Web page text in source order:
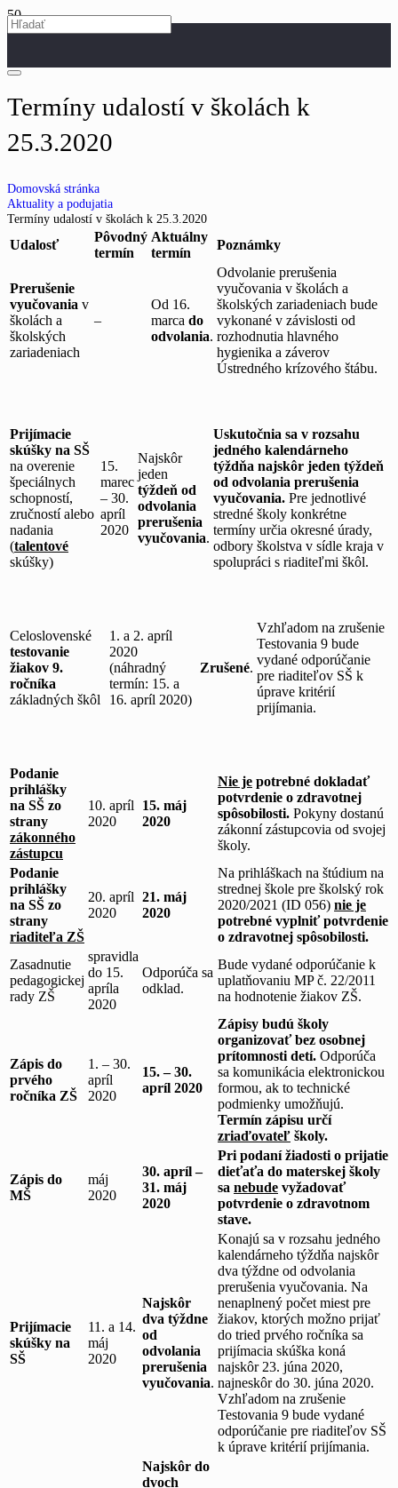
Termíny udalostí v školách k
25.3.2020
Domovská stránka
Aktuality a podujatia
Termíny udalostí v školách k 25.3.2020
Udalosť
Pôvodný
termín
Aktuálny
termín
Poznámky
Prerušenie
vyučovania v
školách a
školských
zariadeniach
–
Od 16.
marca do
odvolania.
Odvolanie prerušenia
vyučovania v školách a
školských zariadeniach bude
vykonané v závislosti od
rozhodnutia hlavného
hygienika a záverov
Ústredného krízového štábu.
Prijímacie
skúšky na SŠ
na overenie
špeciálnych
schopností,
zručností alebo
nadania
(talentové
skúšky)
15.
marec
– 30.
apríl
2020
Najskôr
jeden
týždeň od
odvolania
prerušenia
vyučovania.
Uskutočnia sa v rozsahu
jedného kalendárneho
týždňa najskôr jeden týždeň
od odvolania prerušenia
vyučovania. Pre jednotlivé
stredné školy konkrétne
termíny určia okresné úrady,
odbory školstva v sídle kraja v
spolupráci s riaditeľmi škôl.
Celoslovenské
testovanie
žiakov 9.
ročníka
základných škôl
1. a 2. apríl
2020
(náhradný
termín: 15. a
16. apríl 2020)
Zrušené.
Vzhľadom na zrušenie
Testovania 9 bude
vydané odporúčanie
pre riaditeľov SŠ k
úprave kritérií
prijímania.
Podanie
prihlášky
na SŠ zo
strany
zákonného
zástupcu
10. apríl
2020
15. máj
2020
Nie je potrebné dokladať
potvrdenie o zdravotnej
spôsobilosti. Pokyny dostanú
zákonní zástupcovia od svojej
školy.
Podanie
prihlášky
na SŠ zo
strany
riaditeľa ZŠ
20. apríl
2020
21. máj
2020
Na prihláškach na štúdium na
strednej škole pre školský rok
2020/2021 (ID 056) nie je
potrebné vyplniť potvrdenie
o zdravotnej spôsobilosti.
Zasadnutie
pedagogickej
rady ZŠ
spravidla
do 15.
apríla
2020
Odporúča sa
odklad.
Bude vydané odporúčanie k
uplatňovaniu MP č. 22/2011
na hodnotenie žiakov ZŠ.
Zápis do
prvého
ročníka ZŠ
1. – 30.
apríl
2020
15. – 30.
apríl 2020
Zápisy budú školy
organizovať bez osobnej
prítomnosti detí. Odporúča
sa komunikácia elektronickou
formou, ak to technické
podmienky umožňujú.
Termín zápisu určí
zriaďovateľ školy.
Zápis do
MŠ
máj
2020
30. apríl –
31. máj
2020
Pri podaní žiadosti o prijatie
dieťaťa do materskej školy
sa nebude vyžadovať
potvrdenie o zdravotnom
stave.
Prijímacie
skúšky na
SŠ
11. a 14.
máj
2020
Najskôr
dva týždne
od
odvolania
prerušenia
vyučovania.
Konajú sa v rozsahu jedného
kalendárneho týždňa najskôr
dva týždne od odvolania
prerušenia vyučovania. Na
nenaplnený počet miest pre
žiakov, ktorých možno prijať
do tried prvého ročníka sa
prijímacia skúška koná
najskôr 23. júna 2020,
najneskôr do 30. júna 2020.
Vzhľadom na zrušenie
Testovania 9 bude vydané
odporúčanie pre riaditeľov SŠ
k úprave kritérií prijímania.
Najskôr do
dvoch